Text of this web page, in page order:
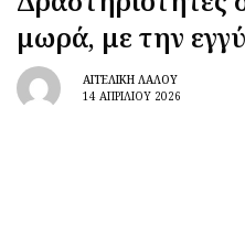
μωρά, με την
ΑΓΓΕΛΙΚΉ ΛΆΛΟΥ
14 ΑΠΡΙΛΊΟΥ 2026